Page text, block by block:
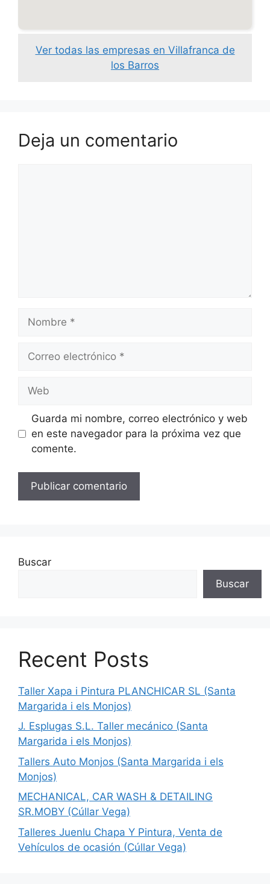
Ver todas las empresas en Villafranca de
los Barros
Deja un comentario
Nombre
Correo
Web
Guarda mi nombre, correo electrónico y web
en este navegador para la próxima vez que
comente.
Buscar
Buscar
Recent Posts
Taller Xapa i Pintura PLANCHICAR SL (Santa
Margarida i els Monjos)
J. Esplugas S.L. Taller mecánico (Santa
Margarida i els Monjos)
Tallers Auto Monjos (Santa Margarida i els
Monjos)
MECHANICAL, CAR WASH & DETAILING
SR.MOBY (Cúllar Vega)
Talleres Juenlu Chapa Y Pintura, Venta de
Vehículos de ocasión (Cúllar Vega)